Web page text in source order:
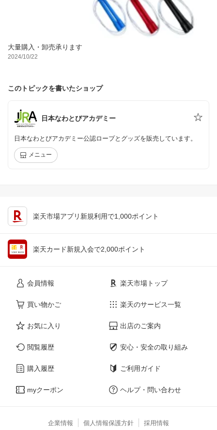
大量購入・卸売承ります
2024/10/22
このトピックを書いたショップ
日本なわとびアカデミー
日本なわとびアカデミー公認ロープとグッズを販売しています。
メニュー
楽天市場アプリ新規利用で1,000ポイント
楽天カード新規入会で2,000ポイント
会員情報
買い物かご
お気に入り
閲覧履歴
購入履歴
myクーポン
楽天市場トップ
楽天のサービス一覧
出店のご案内
安心・安全の取り組み
ご利用ガイド
ヘルプ・問い合わせ
企業情報 個人情報保護方針 採用情報